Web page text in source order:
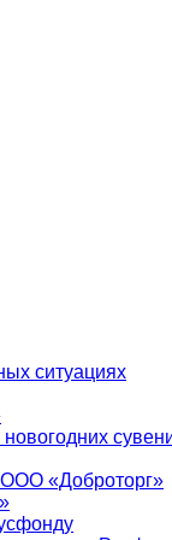
ситуациях
новогодних
ООО «Доброторг»